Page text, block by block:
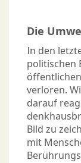
Die
In den
politischen
verloren.
darauf
Bild zu
mit